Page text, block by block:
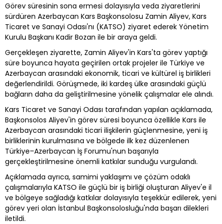
Görev süresinin sona ermesi dolayısıyla veda ziyaretlerini
sürdüren Azerbaycan Kars Başkonsolosu Zamin Aliyev, Kars
Ticaret ve Sanayi Odası'nı (KATSO) ziyaret ederek Yönetim
Kurulu Başkanı Kadir Bozan ile bir araya geldi.
Gerçekleşen ziyarette, Zamin Aliyev'in Kars'ta görev yaptığı
süre boyunca hayata geçirilen ortak projeler ile Türkiye ve
Azerbaycan arasındaki ekonomik, ticari ve kültürel iş birlikleri
değerlendirildi. Görüşmede, iki kardeş ülke arasındaki güçlü
bağların daha da geliştirilmesine yönelik çalışmalar ele alındı.
Kars Ticaret ve Sanayi Odası tarafından yapılan açıklamada,
Başkonsolos Aliyev'in görev süresi boyunca özellikle Kars ile
Azerbaycan arasındaki ticari ilişkilerin güçlenmesine, yeni iş
birliklerinin kurulmasına ve bölgede ilk kez düzenlenen
Türkiye–Azerbaycan İş Forumu'nun başarıyla
gerçekleştirilmesine önemli katkılar sunduğu vurgulandı.
Açıklamada ayrıca, samimi yaklaşımı ve çözüm odaklı
çalışmalarıyla KATSO ile güçlü bir iş birliği oluşturan Aliyev'e il
ve bölgeye sağladığı katkılar dolayısıyla teşekkür edilerek, yeni
görev yeri olan İstanbul Başkonsolosluğu'nda başarı dilekleri
iletildi.